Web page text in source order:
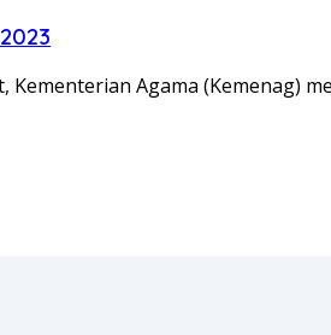
Agama (Kemenag)